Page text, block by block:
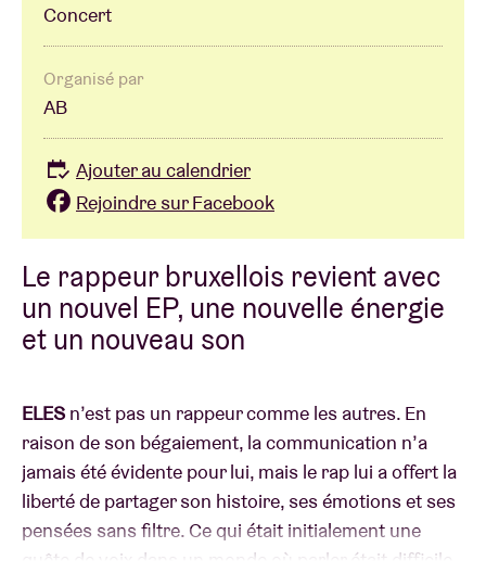
Le rappeur bruxellois revient avec
un nouvel EP, une nouvelle énergie
et un nouveau son
ELES n’est pas un rappeur comme les autres. En
raison de son bégaiement, la communication n’a
jamais été évidente pour lui, mais le rap lui a offert la
liberté de partager son histoire, ses émotions et ses
pensées sans filtre. Ce qui était initialement une
quête de voix dans un monde où parler était difficile
Concert
Organisé par
AB
Ajouter au calendrier
Rejoindre sur Facebook